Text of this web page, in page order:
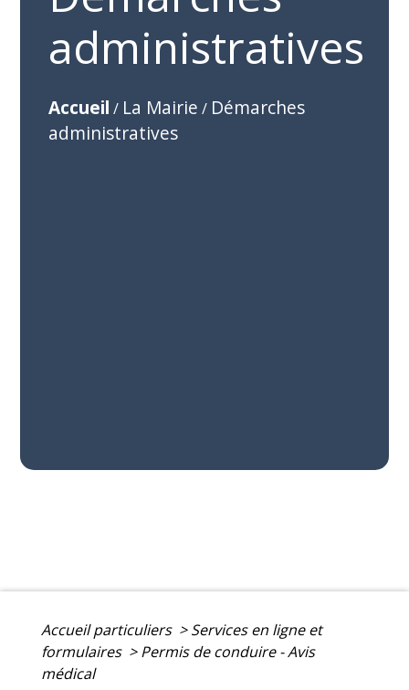
administratives
Accueil / La Mairie / Démarches
administratives
Accueil particuliers > Services en ligne et
formulaires > Permis de conduire - Avis
médical